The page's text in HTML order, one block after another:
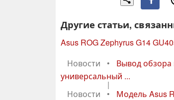
Другие статьи,
Asus ROG Zephyrus G14
Новости
•
Вывод
универсальный ...
|
Новости
•
Модель Asus